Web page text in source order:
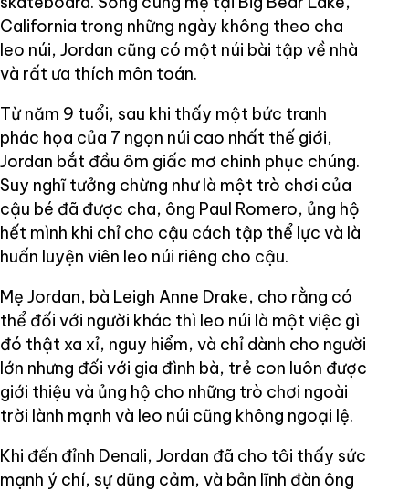
California trong những ngày không theo cha
leo núi, Jordan cũng có một núi bài tập về nhà
và rất ưa thích môn toán.
Từ năm 9 tuổi, sau khi thấy một bức tranh
phác họa của 7 ngọn núi cao nhất thế giới,
Jordan bắt đầu ôm giấc mơ chinh phục chúng.
Suy nghĩ tưởng chừng như là một trò chơi của
cậu bé đã được cha, ông Paul Romero, ủng hộ
hết mình khi chỉ cho cậu cách tập thể lực và là
huấn luyện viên leo núi riêng cho cậu.
Mẹ Jordan, bà Leigh Anne Drake, cho rằng có
thể đối với người khác thì leo núi là một việc gì
đó thật xa xỉ, nguy hiểm, và chỉ dành cho người
lớn nhưng đối với gia đình bà, trẻ con luôn được
giới thiệu và ủng hộ cho những trò chơi ngoài
trời lành mạnh và leo núi cũng không ngoại lệ.
Khi đến đỉnh Denali, Jordan đã cho tôi thấy sức
mạnh ý chí, sự dũng cảm, và bản lĩnh đàn ông